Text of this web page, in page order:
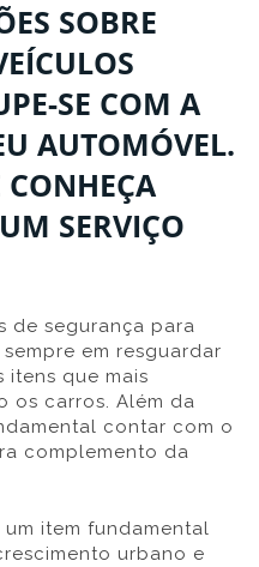
SOBRE
SE COM A
AUTOMÓVEL.
CONHEÇA
SERVIÇO
de segurança para
em resguardar
itens que mais
os carros. Além da
contar com o
complemento da
item fundamental
urbano e